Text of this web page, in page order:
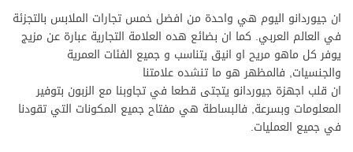
ان جيوردانو اليوم هي واحدة من افضل خمس تجارات الملابس بالتجزئة
في العالم العربي. كما ان بضائع هده العلامة التجارية عبارة عن مزيج
يوفر كل ماهو مريح او انيق يتناسب و جميع الفئات العمرية
والجنسيات, فالمظهر هو ما تنشده علامتنا
ان قلب اجهزة جيوردانو يتجتى قطعا في تجاوبنا مع الزبون بتوفير
المعلومات وبسرعة, فالبساطة هي مفتاح جميع المكونات التي تقودنا
في جميع العمليات.